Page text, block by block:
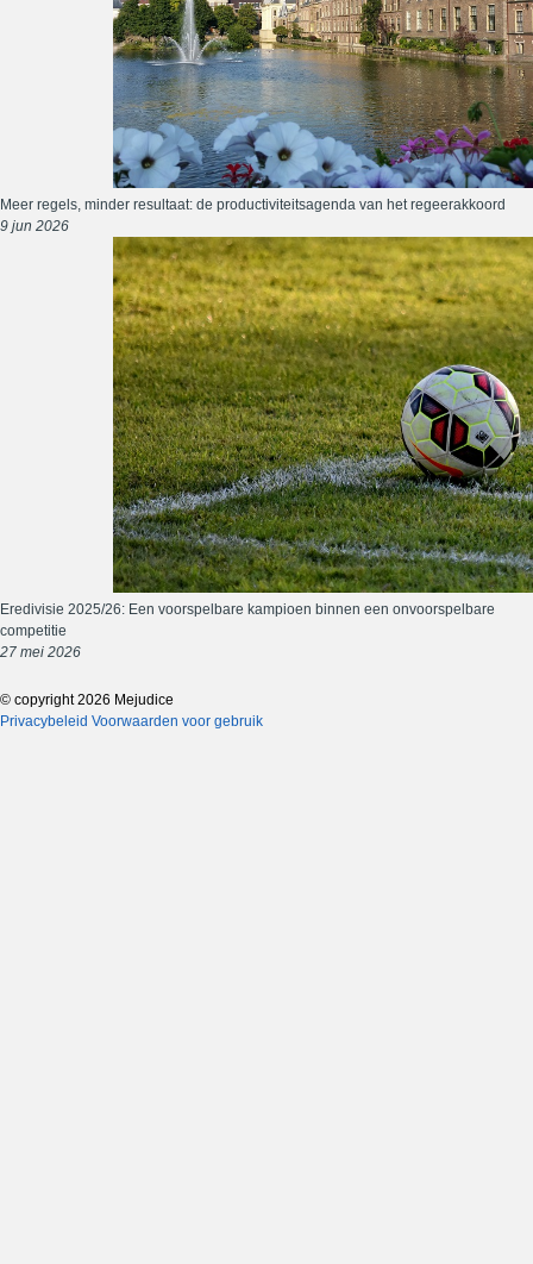
Meer regels, minder resultaat: de productiviteitsagenda van het regeerakkoord
9 jun 2026
Eredivisie 2025/26: Een voorspelbare kampioen binnen een onvoorspelbare
competitie
27 mei 2026
© copyright 2026 Mejudice
Privacybeleid Voorwaarden voor gebruik